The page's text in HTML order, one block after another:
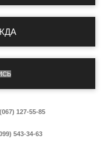
127-55-85
543-34-63